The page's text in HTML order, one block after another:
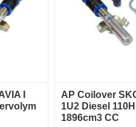
I
AP Coilover
1U2 Diesel
1896cm3 CC